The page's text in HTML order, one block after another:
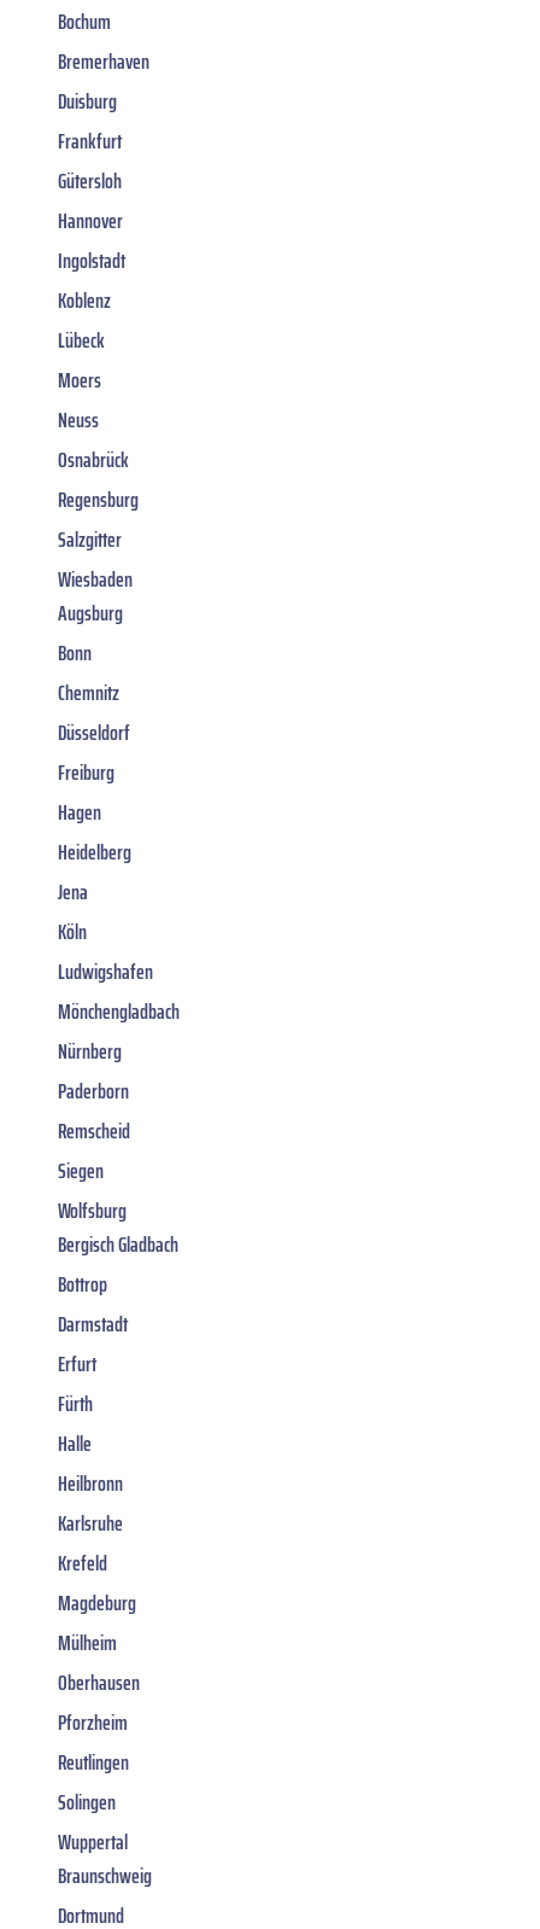
Bochum
Bremerhaven
Duisburg
Frankfurt
Gütersloh
Hannover
Ingolstadt
Koblenz
Lübeck
Moers
Neuss
Osnabrück
Regensburg
Salzgitter
Wiesbaden
Augsburg
Bonn
Chemnitz
Düsseldorf
Freiburg
Hagen
Heidelberg
Jena
Köln
Ludwigshafen
Mönchengladbach
Nürnberg
Paderborn
Remscheid
Siegen
Wolfsburg
Bergisch Gladbach
Bottrop
Darmstadt
Erfurt
Fürth
Halle
Heilbronn
Karlsruhe
Krefeld
Magdeburg
Mülheim
Oberhausen
Pforzheim
Reutlingen
Solingen
Wuppertal
Braunschweig
Dortmund